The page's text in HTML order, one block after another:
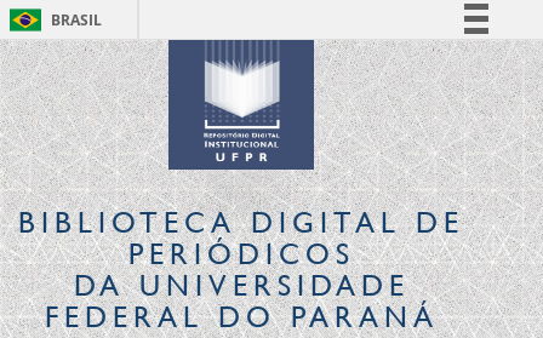
BRASIL
Simplifique!
Comunica BR
Participe
Acesso à informação
Legislação
Canais
BIBLIOTECA DIGITALDE
PERIÓDICOS
DA UNIVERSIDADE
FEDERAL DO PARANÁ